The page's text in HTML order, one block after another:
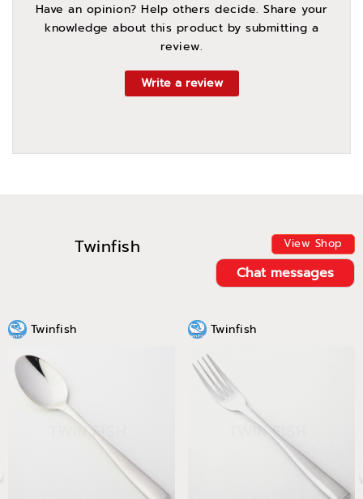
Twinfish View Shop
Chat messages
Twinfish Twinfish
Have an opinion? Help others decide. Share your
knowledge about this product by submitting a
review.
Write a review